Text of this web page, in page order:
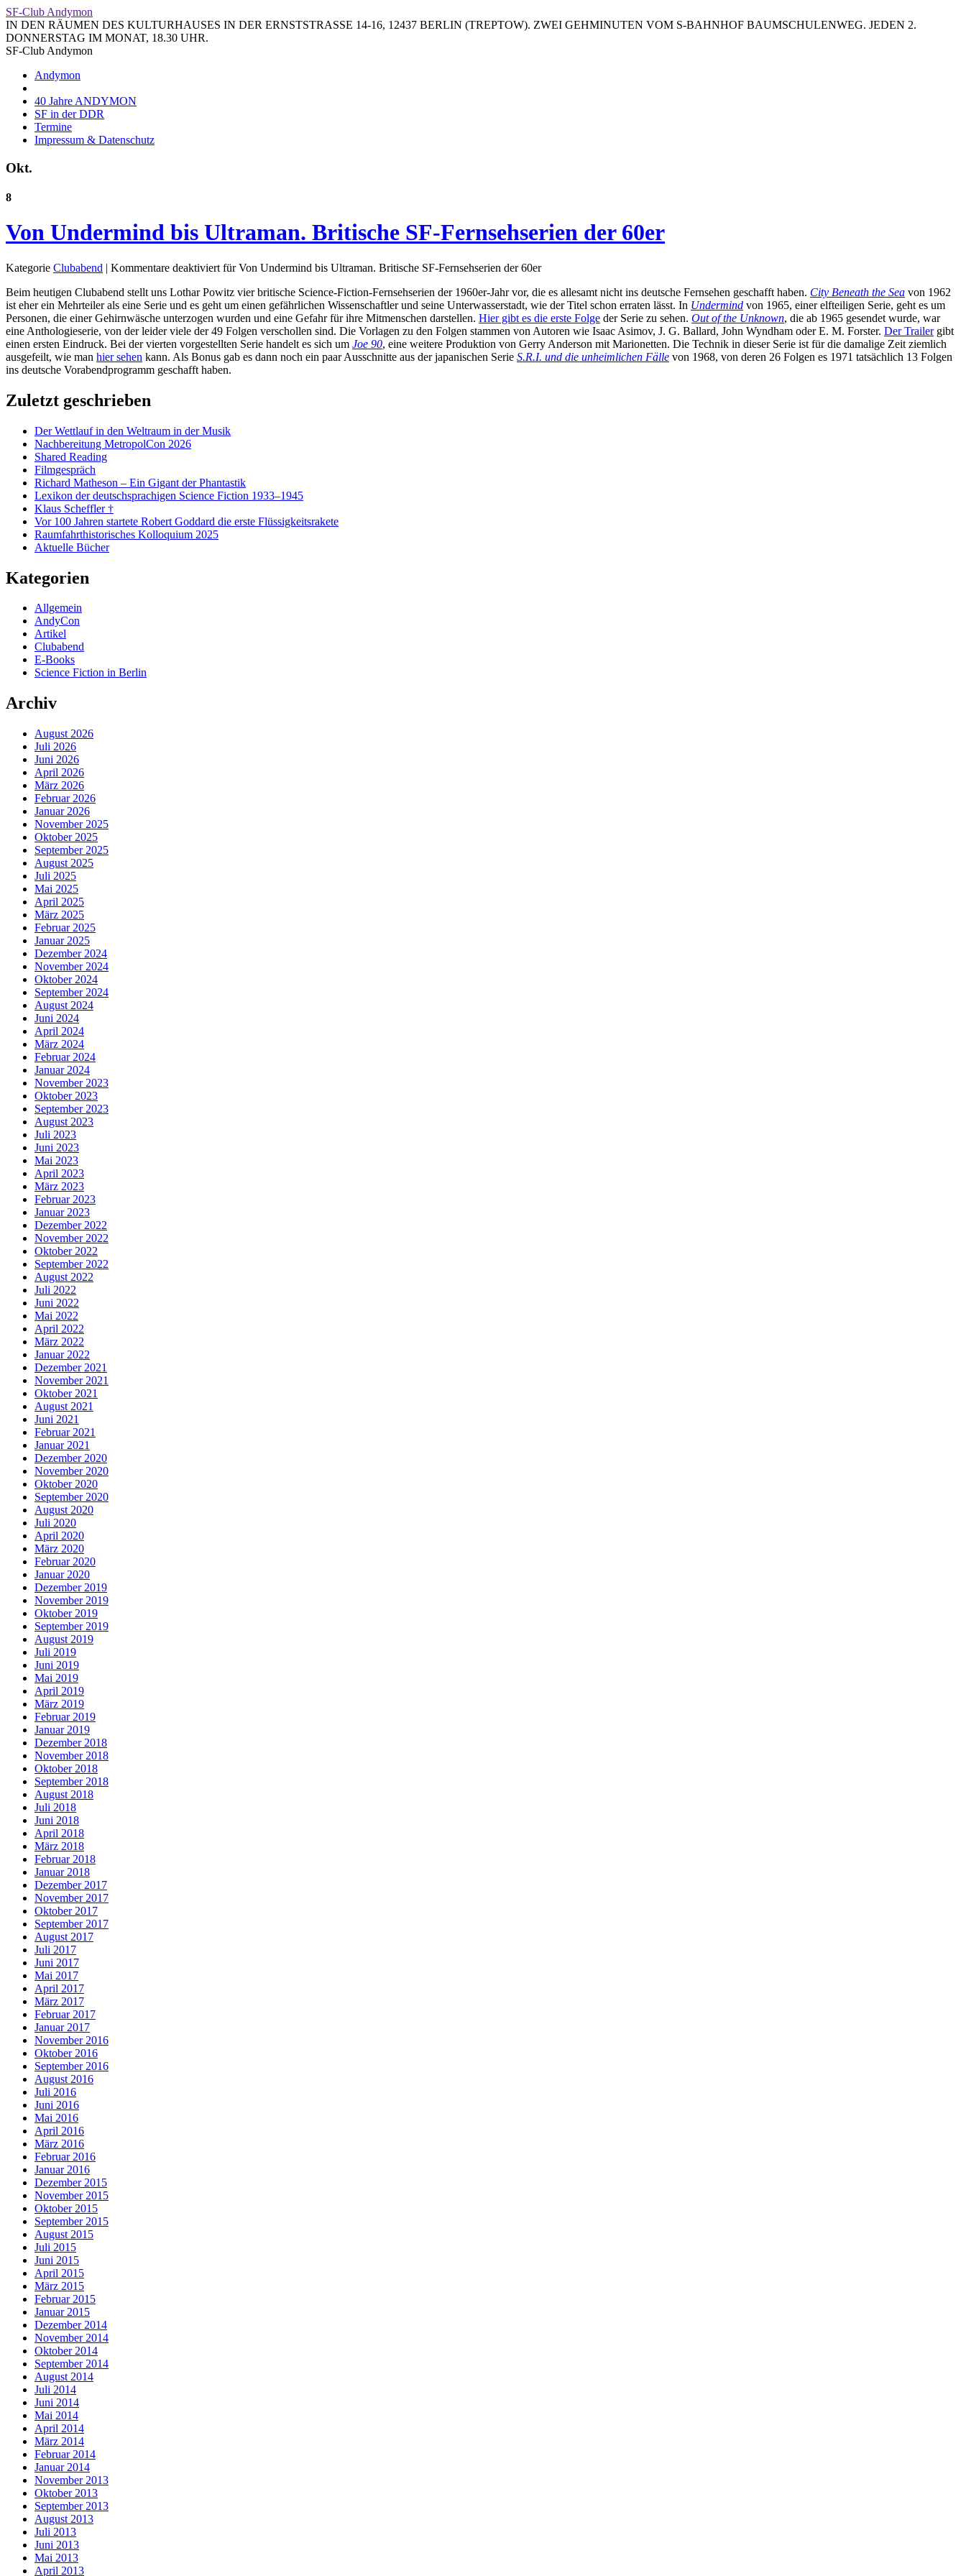
SF-Club Andymon
IN DEN RÄUMEN DES KULTURHAUSES IN DER ERNSTSTRASSE 14-16, 12437 BERLIN (TREPTOW). ZWEI GEHMINUTEN VOM S-BAHNHOF BAUMSCHULENWEG. JEDEN 2.
DONNERSTAG IM MONAT, 18.30 UHR.
SF-Club Andymon
Andymon
40 Jahre ANDYMON
SF in der DDR
Termine
Impressum & Datenschutz
Okt.
8
Von Undermind bis Ultraman. Britische SF-Fernsehserien der 60er
Kategorie Clubabend | Kommentare deaktiviert für Von Undermind bis Ultraman. Britische SF-Fernsehserien der 60er
Beim heutigen Clubabend stellt uns Lothar Powitz vier britische Science-Fiction-Fernsehserien der 1960er-Jahr vor, die es allesamt nicht ins deutsche Fernsehen geschafft haben. City Beneath the Sea von 1962
ist eher ein Mehrteiler als eine Serie und es geht um einen gefährlichen Wissenschaftler und seine Unterwasserstadt, wie der Titel schon erraten lässt. In Undermind von 1965, einer elfteiligen Serie, geht es um
Personen, die einer Gehirnwäsche unterzogen wurden und eine Gefahr für ihre Mitmenschen darstellen. Hier gibt es die erste Folge der Serie zu sehen. Out of the Unknown, die ab 1965 gesendet wurde, war
eine Anthologieserie, von der leider viele der 49 Folgen verschollen sind. Die Vorlagen zu den Folgen stammen von Autoren wie Isaac Asimov, J. G. Ballard, John Wyndham oder E. M. Forster. Der Trailergibt
einen ersten Eindruck. Bei der vierten vorgestellten Serie handelt es sich um Joe 90, eine weitere Produktion von Gerry Anderson mit Marionetten. Die Technik in dieser Serie ist für die damalige Zeit ziemlich
ausgefeilt, wie man hier sehen kann. Als Bonus gab es dann noch ein paar Ausschnitte aus der japanischen Serie S.R.I. und die unheimlichen Fälle von 1968, von deren 26 Folgen es 1971 tatsächlich 13 Folgen
ins deutsche Vorabendprogramm geschafft haben.
Zuletzt geschrieben
Der Wettlauf in den Weltraum in der Musik
Nachbereitung MetropolCon 2026
Shared Reading
Filmgespräch
Richard Matheson – Ein Gigant der Phantastik
Lexikon der deutschsprachigen Science Fiction 1933–1945
Klaus Scheffler †
Vor 100 Jahren startete Robert Goddard die erste Flüssigkeitsrakete
Raumfahrthistorisches Kolloquium 2025
Aktuelle Bücher
Kategorien
Allgemein
AndyCon
Artikel
Clubabend
E-Books
Science Fiction in Berlin
Archiv
August 2026
Juli 2026
Juni 2026
April 2026
März 2026
Februar 2026
Januar 2026
November 2025
Oktober 2025
September 2025
August 2025
Juli 2025
Mai 2025
April 2025
März 2025
Februar 2025
Januar 2025
Dezember 2024
November 2024
Oktober 2024
September 2024
August 2024
Juni 2024
April 2024
März 2024
Februar 2024
Januar 2024
November 2023
Oktober 2023
September 2023
August 2023
Juli 2023
Juni 2023
Mai 2023
April 2023
März 2023
Februar 2023
Januar 2023
Dezember 2022
November 2022
Oktober 2022
September 2022
August 2022
Juli 2022
Juni 2022
Mai 2022
April 2022
März 2022
Januar 2022
Dezember 2021
November 2021
Oktober 2021
August 2021
Juni 2021
Februar 2021
Januar 2021
Dezember 2020
November 2020
Oktober 2020
September 2020
August 2020
Juli 2020
April 2020
März 2020
Februar 2020
Januar 2020
Dezember 2019
November 2019
Oktober 2019
September 2019
August 2019
Juli 2019
Juni 2019
Mai 2019
April 2019
März 2019
Februar 2019
Januar 2019
Dezember 2018
November 2018
Oktober 2018
September 2018
August 2018
Juli 2018
Juni 2018
April 2018
März 2018
Februar 2018
Januar 2018
Dezember 2017
November 2017
Oktober 2017
September 2017
August 2017
Juli 2017
Juni 2017
Mai 2017
April 2017
März 2017
Februar 2017
Januar 2017
November 2016
Oktober 2016
September 2016
August 2016
Juli 2016
Juni 2016
Mai 2016
April 2016
März 2016
Februar 2016
Januar 2016
Dezember 2015
November 2015
Oktober 2015
September 2015
August 2015
Juli 2015
Juni 2015
April 2015
März 2015
Februar 2015
Januar 2015
Dezember 2014
November 2014
Oktober 2014
September 2014
August 2014
Juli 2014
Juni 2014
Mai 2014
April 2014
März 2014
Februar 2014
Januar 2014
November 2013
Oktober 2013
September 2013
August 2013
Juli 2013
Juni 2013
Mai 2013
April 2013